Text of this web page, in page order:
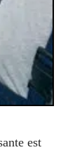
est